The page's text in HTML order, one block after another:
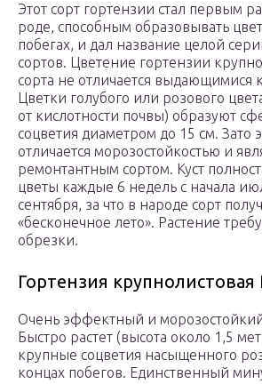
Этот сорт гортензии стал первым
роде, способным образовывать
побегах, и дал название целой
сортов. Цветение гортензии
сорта не отличается выдающимися
Цветки голубого или розового
от кислотности почвы) образуют
соцветия диаметром до 15 см. Зато
отличается морозостойкостью и
ремонтантным сортом. Куст
цветы каждые 6 недель с начала
сентября, за что в народе сорт
«бесконечное лето». Растение
обрезки.
Гортензия
Очень эффектный и морозостойкий
Быстро растет (высота около 1,5
крупные соцветия насыщенного
концах побегов. Единственный